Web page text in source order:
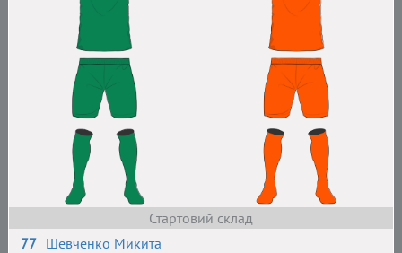
Стартовий склад
77 Шевченко Микита